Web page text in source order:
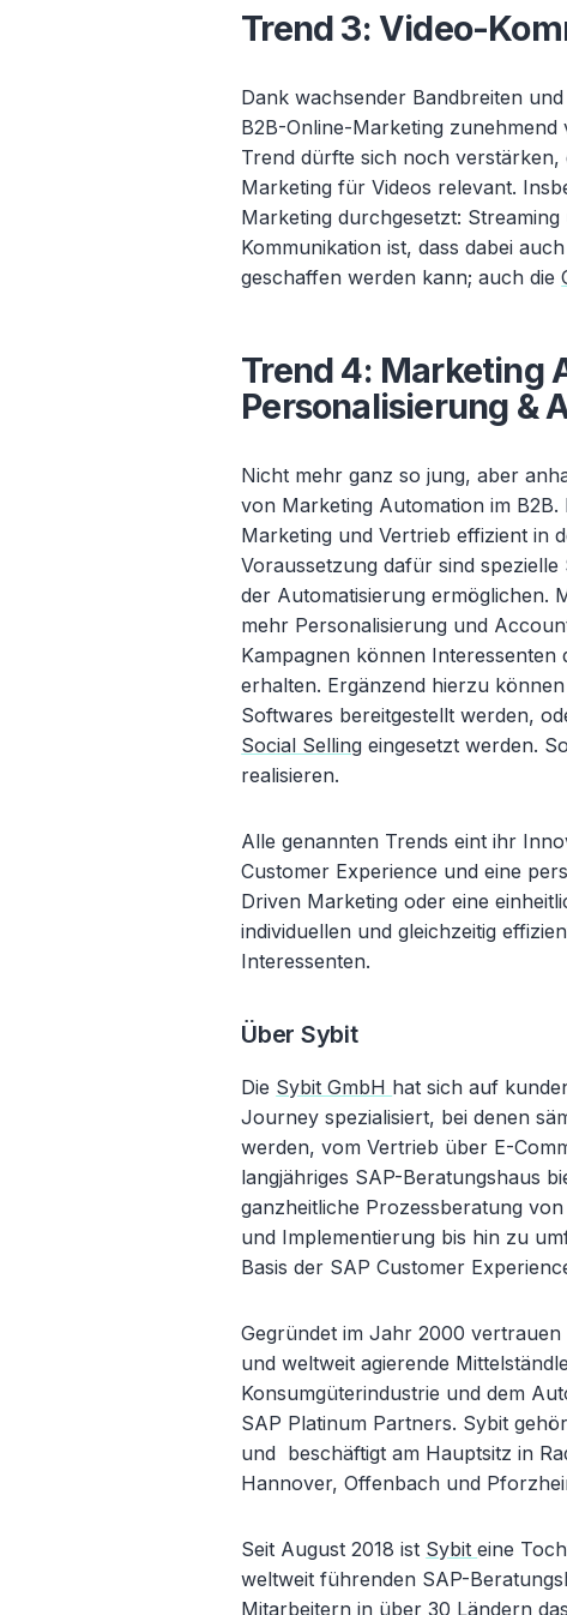
Trend 3: Video-
Dank wachsender Bandbreiten
B2B-Online-Marketing zunehmend
Trend dürfte sich noch
Marketing für Videos relevant.
Marketing durchgesetzt:
Kommunikation ist, dass dabei
geschaffen werden kann; auch die
Trend 4: Marketing
Personalisierung &
Nicht mehr ganz so jung, aber
von Marketing Automation im
Marketing und Vertrieb effizient in
Voraussetzung dafür sind
der Automatisierung ermöglichen.
mehr Personalisierung und
Kampagnen können Interessenten
erhalten. Ergänzend hierzu
Softwares bereitgestellt werden,
Social Selling eingesetzt werden.
realisieren.
Alle genannten Trends eint ihr
Customer Experience und eine
Driven Marketing oder eine
individuellen und gleichzeitig
Interessenten.
Über Sybit
Die Sybit GmbH hat sich auf
Journey spezialisiert, bei denen
werden, vom Vertrieb über E-
langjähriges SAP-Beratungshaus
ganzheitliche Prozessberatung
und Implementierung bis hin zu
Basis der SAP Customer
Gegründet im Jahr 2000
und weltweit agierende
Konsumgüterindustrie und dem
SAP Platinum Partners. Sybit
und beschäftigt am Hauptsitz in
Hannover, Offenbach und
Seit August 2018 ist Sybiteine
weltweit führenden SAP-
Mitarbeitern in über 30 Ländern